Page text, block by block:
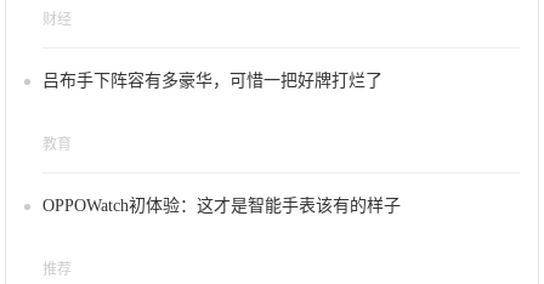
财经
吕布手下阵容有多豪华，可惜一把好牌打烂了
教育
OPPOWatch初体验：这才是智能手表该有的样子
推荐